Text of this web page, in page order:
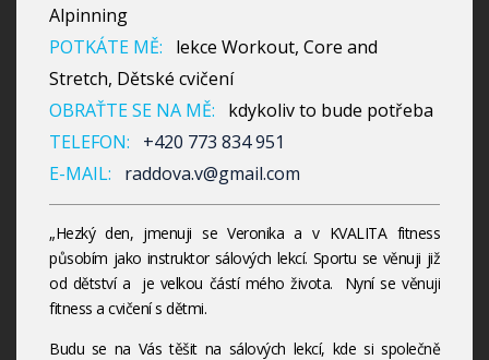
Alpinning
POTKÁTE MĚ:
lekce Workout, Core and
Stretch, Dětské cvičení
OBRAŤTE SE NA MĚ:
kdykoliv to bude potřeba
TELEFON:
+420 773 834 951
E-MAIL:
raddova.v@gmail.com
„Hezký den, jmenuji se Veronika a v KVALITA fitness
působím jako instruktor sálových lekcí. Sportu se věnuji již
od dětství a je velkou částí mého života. Nyní se věnuji
fitness a cvičení s dětmi.
Budu se na Vás těšit na sálových lekcí, kde si společně